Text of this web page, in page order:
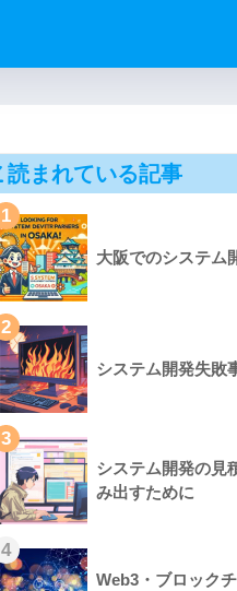
読まれている記事
1
大阪でのシステム
2
システム開発失敗
3
システム開発の見
み出すために
4
Web3・ブロック